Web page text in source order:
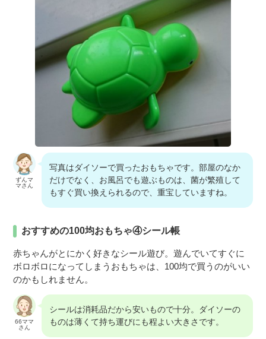
ずんマ
マさん
写真はダイソーで買ったおもちゃです。部屋のなか
だけでなく、お風呂でも遊ぶものは、菌が繁殖して
もすぐ買い換えられるので、重宝していますね。
おすすめの100均おもちゃ④シール帳
赤ちゃんがとにかく好きなシール遊び。遊んでいてすぐに
ボロボロになってしまうおもちゃは、100均で買うのがいい
のかもしれません。
66ママ
さん
シールは消耗品だから安いもので十分。ダイソーの
ものは薄くて持ち運びにも程よい大きさです。